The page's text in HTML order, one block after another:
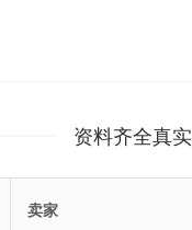
资料齐全真
卖家